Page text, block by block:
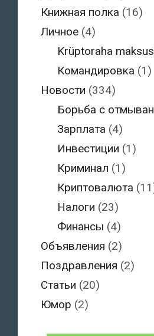
Книжная полка (16)
Личное(4)
Krüptoraha
Командировка (1)
Новости (334)
Борьба с
Зарплата (4)
Инвестиции (1)
Криминал (1)
Криптовалюта
Налоги (23)
Финансы (4)
Объявления (2)
Поздравления (2)
Статьи (20)
Юмор (2)